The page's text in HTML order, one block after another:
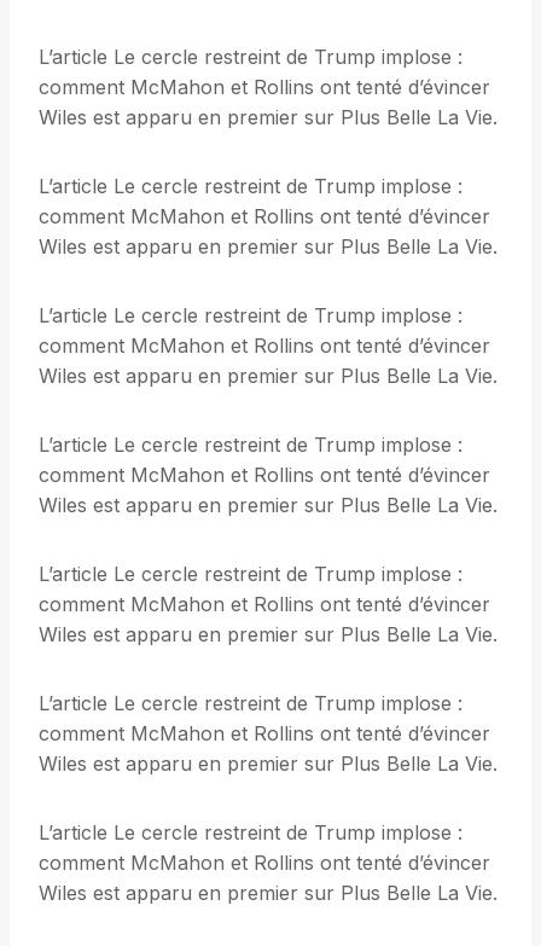
L’article Le cercle restreint de Trump implose :
comment McMahon et Rollins ont tenté d’évincer
Wiles est apparu en premier sur Plus Belle La Vie.
L’article Le cercle restreint de Trump implose :
comment McMahon et Rollins ont tenté d’évincer
Wiles est apparu en premier sur Plus Belle La Vie.
L’article Le cercle restreint de Trump implose :
comment McMahon et Rollins ont tenté d’évincer
Wiles est apparu en premier sur Plus Belle La Vie.
L’article Le cercle restreint de Trump implose :
comment McMahon et Rollins ont tenté d’évincer
Wiles est apparu en premier sur Plus Belle La Vie.
L’article Le cercle restreint de Trump implose :
comment McMahon et Rollins ont tenté d’évincer
Wiles est apparu en premier sur Plus Belle La Vie.
L’article Le cercle restreint de Trump implose :
comment McMahon et Rollins ont tenté d’évincer
Wiles est apparu en premier sur Plus Belle La Vie.
L’article Le cercle restreint de Trump implose :
comment McMahon et Rollins ont tenté d’évincer
Wiles est apparu en premier sur Plus Belle La Vie.